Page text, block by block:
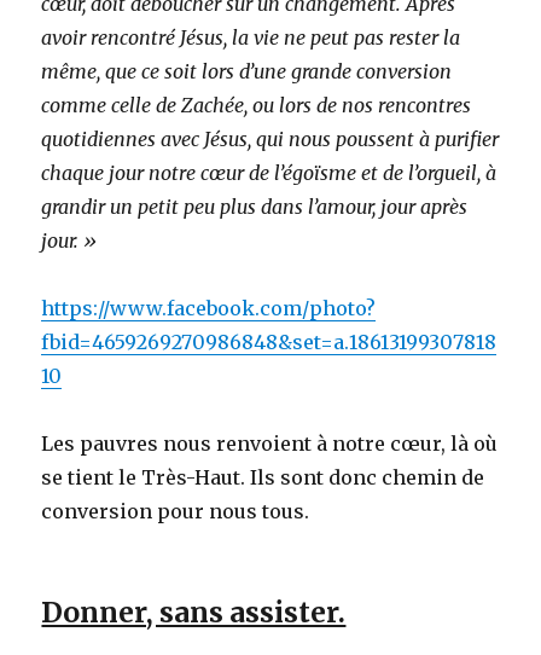
avoir rencontré Jésus, la vie ne peut pas rester la
même, que ce soit lors d’une grande conversion
comme celle de Zachée, ou lors de nos rencontres
quotidiennes avec Jésus, qui nous poussent à purifier
chaque jour notre cœur de l’égoïsme et de l’orgueil, à
grandir un petit peu plus dans l’amour, jour après
jour. »
https://www.facebook.com/photo?
fbid=4659269270986848&set=a.18613199307818
10
Les pauvres nous renvoient à notre cœur, là où
se tient le Très-Haut. Ils sont donc chemin de
conversion pour nous tous.
Donner, sans assister.